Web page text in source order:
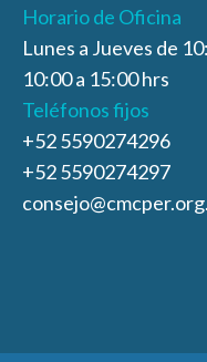
Horario de Oficina
Lunes a Jueves de
10:00 a 15:00 hrs
Teléfonos fijos
+52 5590274296
+52 5590274297